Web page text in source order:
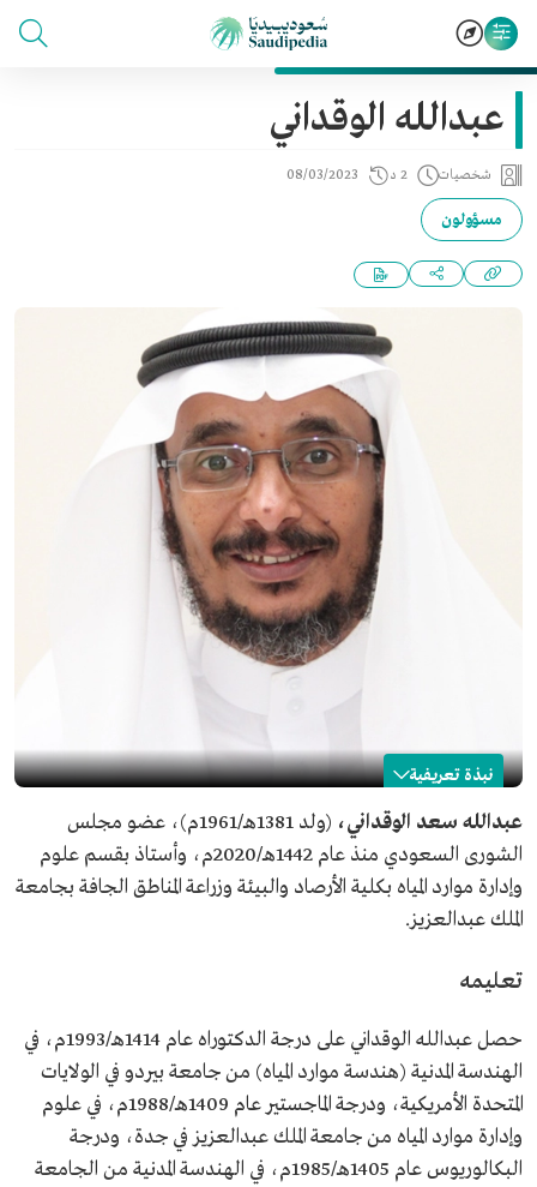
عبدالله الوقداني
شخصيات 2 د 08/03/2023
مسؤولون
نبذة تعريفية
عبدالله الوقداني
الاسم
عبدالله الوقداني.
تاريخ الميلاد
1961م.
المنصب
عبدالعزيز.
دكتوراه في الهندسة المدنية (هندسة موارد المياه) من جامعة
بيردو بالولايات المتحدة الأمريكية.
عبدالله سعد الوقداني،
(ولد 1381هـ/1961م)، عضو مجلس
الشورى السعودي منذ عام 1442هـ/2020م، وأستاذ بقسم علوم
وإدارة موارد المياه بكلية الأرصاد والبيئة وزراعة المناطق الجافة بجامعة
الملك عبدالعزيز.
تعليمه
حصل عبدالله الوقداني على درجة الدكتوراه عام 1414هـ/1993م، في
الهندسة المدنية (هندسة موارد المياه) من جامعة بيردو في الولايات
المتحدة الأمريكية، ودرجة الماجستير عام 1409هـ/1988م، في علوم
وإدارة موارد المياه من جامعة الملك عبدالعزيز في جدة، ودرجة
البكالوريوس عام 1405هـ/1985م، في الهندسة المدنية من الجامعة